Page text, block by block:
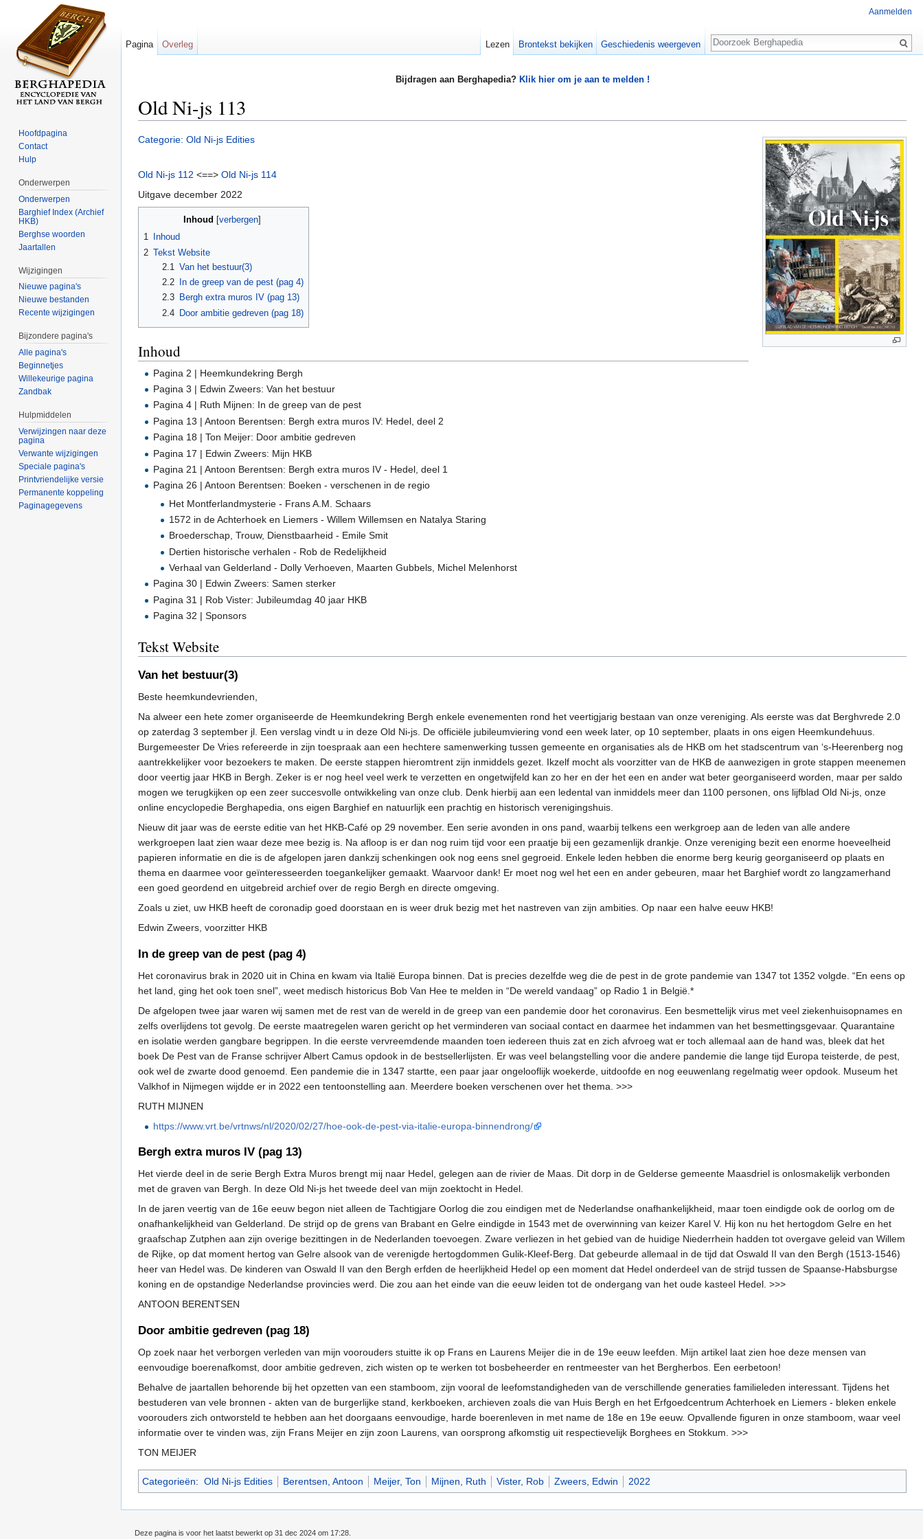
Bijdragen aan Berghapedia? Klik hier om je aan te melden !
Old Ni-js 113
Categorie: Old Ni-js Edities
Old Ni-js 112 <==> Old Ni-js 114
Uitgave december 2022
Inhoud verbergen
1
Inhoud
2 Tekst Website
2.1 Van het bestuur(3)
2.2
In de greep van de pest (pag 4)
2.3
Bergh extra muros IV (pag 13)
2.4 Door ambitie gedreven (pag 18)
Inhoud
Pagina 2 | Heemkundekring Bergh
Pagina 3 | Edwin Zweers: Van het bestuur
Pagina 4 | Ruth Mijnen: In de greep van de pest
Pagina 13 | Antoon Berentsen: Bergh extra muros IV: Hedel, deel 2
Pagina 18 | Ton Meijer: Door ambitie gedreven
Pagina 17 | Edwin Zweers: Mijn HKB
Pagina 21 | Antoon Berentsen: Bergh extra muros IV - Hedel, deel 1
Pagina 26 | Antoon Berentsen: Boeken - verschenen in de regio
Het Montferlandmysterie - Frans A.M. Schaars
1572 in de Achterhoek en Liemers - Willem Willemsen en Natalya Staring
Broederschap, Trouw, Dienstbaarheid - Emile Smit
Dertien historische verhalen - Rob de Redelijkheid
Verhaal van Gelderland - Dolly Verhoeven, Maarten Gubbels, Michel Melenhorst
Pagina 30 | Edwin Zweers: Samen sterker
Pagina 31 | Rob Vister: Jubileumdag 40 jaar HKB
Pagina 32 | Sponsors
Tekst Website
Van het bestuur(3)
Beste heemkundevrienden,
Na alweer een hete zomer organiseerde de Heemkundekring Bergh enkele evenementen rond het veertigjarig bestaan van onze vereniging. Als eerste was dat Berghvrede 2.0
op zaterdag 3 september jl. Een verslag vindt u in deze Old Ni-js. De officiële jubileumviering vond een week later, op 10 september, plaats in ons eigen Heemkundehuus.
Burgemeester De Vries refereerde in zijn toespraak aan een hechtere samenwerking tussen gemeente en organisaties als de HKB om het stadscentrum van ‘s-Heerenberg nog
aantrekkelijker voor bezoekers te maken. De eerste stappen hieromtrent zijn inmiddels gezet. Ikzelf mocht als voorzitter van de HKB de aanwezigen in grote stappen meenemen
door veertig jaar HKB in Bergh. Zeker is er nog heel veel werk te verzetten en ongetwijfeld kan zo her en der het een en ander wat beter georganiseerd worden, maar per saldo
mogen we terugkijken op een zeer succesvolle ontwikkeling van onze club. Denk hierbij aan een ledental van inmiddels meer dan 1100 personen, ons lijfblad Old Ni-js, onze
online encyclopedie Berghapedia, ons eigen Barghief en natuurlijk een prachtig en historisch verenigingshuis.
Nieuw dit jaar was de eerste editie van het HKB-Café op 29 november. Een serie avonden in ons pand, waarbij telkens een werkgroep aan de leden van alle andere
werkgroepen laat zien waar deze mee bezig is. Na afloop is er dan nog ruim tijd voor een praatje bij een gezamenlijk drankje. Onze vereniging bezit een enorme hoeveelheid
papieren informatie en die is de afgelopen jaren dankzij schenkingen ook nog eens snel gegroeid. Enkele leden hebben die enorme berg keurig georganiseerd op plaats en
thema en daarmee voor geïnteresseerden toegankelijker gemaakt. Waarvoor dank! Er moet nog wel het een en ander gebeuren, maar het Barghief wordt zo langzamerhand
een goed geordend en uitgebreid archief over de regio Bergh en directe omgeving.
Zoals u ziet, uw HKB heeft de coronadip goed doorstaan en is weer druk bezig met het nastreven van zijn ambities. Op naar een halve eeuw HKB!
Edwin Zweers, voorzitter HKB
In de greep van de pest (pag 4)
Het coronavirus brak in 2020 uit in China en kwam via Italië Europa binnen. Dat is precies dezelfde weg die de pest in de grote pandemie van 1347 tot 1352 volgde. “En eens op
het land, ging het ook toen snel”, weet medisch historicus Bob Van Hee te melden in “De wereld vandaag” op Radio 1 in België.*
De afgelopen twee jaar waren wij samen met de rest van de wereld in de greep van een pandemie door het coronavirus. Een besmettelijk virus met veel ziekenhuisopnames en
zelfs overlijdens tot gevolg. De eerste maatregelen waren gericht op het verminderen van sociaal contact en daarmee het indammen van het besmettingsgevaar. Quarantaine
en isolatie werden gangbare begrippen. In die eerste vervreemdende maanden toen iedereen thuis zat en zich afvroeg wat er toch allemaal aan de hand was, bleek dat het
boek De Pest van de Franse schrijver Albert Camus opdook in de bestsellerlijsten. Er was veel belangstelling voor die andere pandemie die lange tijd Europa teisterde, de pest,
ook wel de zwarte dood genoemd. Een pandemie die in 1347 startte, een paar jaar ongelooflijk woekerde, uitdoofde en nog eeuwenlang regelmatig weer opdook. Museum het
Valkhof in Nijmegen wijdde er in 2022 een tentoonstelling aan. Meerdere boeken verschenen over het thema. >>>
RUTH MIJNEN
https://www.vrt.be/vrtnws/nl/2020/02/27/hoe-ook-de-pest-via-italie-europa-binnendrong/
Bergh extra muros IV (pag 13)
Het vierde deel in de serie Bergh Extra Muros brengt mij naar Hedel, gelegen aan de rivier de Maas. Dit dorp in de Gelderse gemeente Maasdriel is onlosmakelijk verbonden
met de graven van Bergh. In deze Old Ni-js het tweede deel van mijn zoektocht in Hedel.
In de jaren veertig van de 16e eeuw begon niet alleen de Tachtigjare Oorlog die zou eindigen met de Nederlandse onafhankelijkheid, maar toen eindigde ook de oorlog om de
onafhankelijkheid van Gelderland. De strijd op de grens van Brabant en Gelre eindigde in 1543 met de overwinning van keizer Karel V. Hij kon nu het hertogdom Gelre en het
graafschap Zutphen aan zijn overige bezittingen in de Nederlanden toevoegen. Zware verliezen in het gebied van de huidige Niederrhein hadden tot overgave geleid van Willem
de Rijke, op dat moment hertog van Gelre alsook van de verenigde hertogdommen Gulik-Kleef-Berg. Dat gebeurde allemaal in de tijd dat Oswald II van den Bergh (1513-1546)
heer van Hedel was. De kinderen van Oswald II van den Bergh erfden de heerlijkheid Hedel op een moment dat Hedel onderdeel van de strijd tussen de Spaanse-Habsburgse
koning en de opstandige Nederlandse provincies werd. Die zou aan het einde van die eeuw leiden tot de ondergang van het oude kasteel Hedel. >>>
ANTOON BERENTSEN
Door ambitie gedreven (pag 18)
Op zoek naar het verborgen verleden van mijn voorouders stuitte ik op Frans en Laurens Meijer die in de 19e eeuw leefden. Mijn artikel laat zien hoe deze mensen van
eenvoudige boerenafkomst, door ambitie gedreven, zich wisten op te werken tot bosbeheerder en rentmeester van het Bergherbos. Een eerbetoon!
Behalve de jaartallen behorende bij het opzetten van een stamboom, zijn vooral de leefomstandigheden van de verschillende generaties familieleden interessant. Tijdens het
bestuderen van vele bronnen - akten van de burgerlijke stand, kerkboeken, archieven zoals die van Huis Bergh en het Erfgoedcentrum Achterhoek en Liemers - bleken enkele
voorouders zich ontworsteld te hebben aan het doorgaans eenvoudige, harde boerenleven in met name de 18e en 19e eeuw. Opvallende figuren in onze stamboom, waar veel
informatie over te vinden was, zijn Frans Meijer en zijn zoon Laurens, van oorsprong afkomstig uit respectievelijk Borghees en Stokkum. >>>
TON MEIJER
Categorieën: Old Ni-js Edities Berentsen, Antoon Meijer, Ton Mijnen, Ruth Vister, Rob Zweers, Edwin 2022
Aanmelden
Pagina Overleg Lezen Brontekst bekijken Geschiedenis weergeven
Zoeken
Hoofdpagina
Contact
Hulp
Onderwerpen
Onderwerpen
Barghief Index (Archief
HKB)
Berghse woorden
Jaartallen
Wijzigingen
Nieuwe pagina's
Nieuwe bestanden
Recente wijzigingen
Bijzondere pagina's
Alle pagina's
Beginnetjes
Willekeurige pagina
Zandbak
Hulpmiddelen
Verwijzingen naar deze
pagina
Verwante wijzigingen
Speciale pagina's
Printvriendelijke versie
Permanente koppeling
Paginagegevens
Deze pagina is voor het laatst bewerkt op 31 dec 2024 om 17:28.